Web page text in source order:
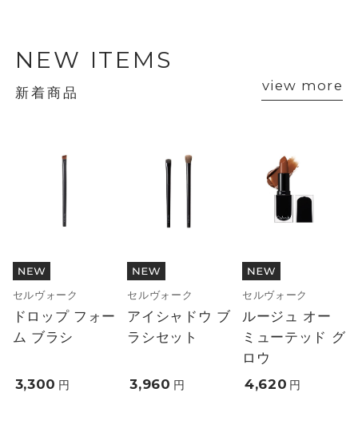
NEW ITEMS
新着商品 view more
セルヴォーク
ドロップ フォー
ム ブラシ
3,300 円
セルヴォーク
アイシャドウ ブ
ラシセット
3,960 円
セルヴォーク
ルージュ オー
ミューテッド グ
ロウ
4,620 円